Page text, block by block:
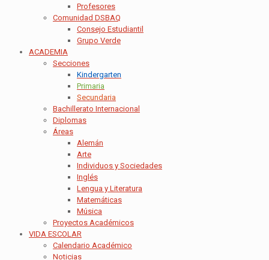
Profesores
Comunidad DSBAQ
Consejo Estudiantil
Grupo Verde
ACADEMIA
Secciones
Kindergarten
Primaria
Secundaria
Bachillerato Internacional
Diplomas
Áreas
Alemán
Arte
Individuos y Sociedades
Inglés
Lengua y Literatura
Matemáticas
Música
Proyectos Académicos
VIDA ESCOLAR
Calendario Académico
Noticias